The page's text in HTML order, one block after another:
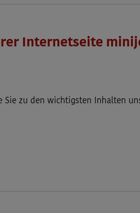
Internetseite
zu den wichtigsten Inhalten